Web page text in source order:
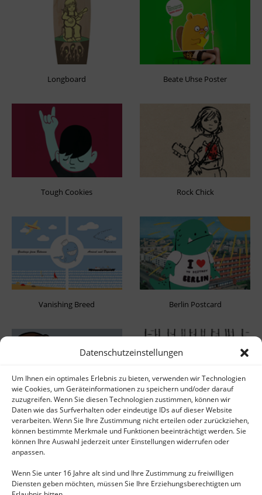
Datenschutzeinstellungen
Um Ihnen ein optimales Erlebnis zu bieten, verwenden wir Technologien
wie Cookies, um Geräteinformationen zu speichern und/oder darauf
zuzugreifen. Wenn Sie diesen Technologien zustimmen, können wir
Daten wie das Surfverhalten oder eindeutige IDs auf dieser Website
verarbeiten. Wenn Sie Ihre Zustimmung nicht erteilen oder zurückziehen,
können bestimmte Merkmale und Funktionen beeinträchtigt werden. Sie
können Ihre Auswahl jederzeit unter Einstellungen widerrufen oder
anpassen.
Wenn Sie unter 16 Jahre alt sind und Ihre Zustimmung zu freiwilligen
Diensten geben möchten, müssen Sie Ihre Erziehungsberechtigten um
Longboard Beate Uhse Poster
Tough Cookies Rock Chick
Vanishing Breed Berlin Postcard
Nanouka Children's Book Summer of Girls